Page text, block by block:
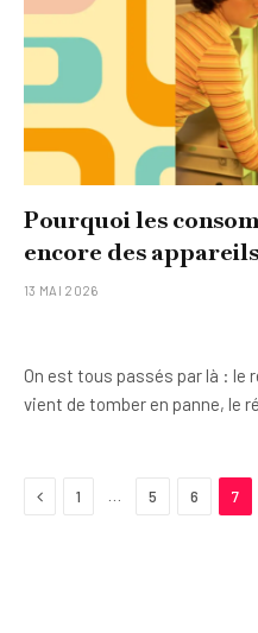
Pourquoi les
encore des
13 MAI 2026
On est tous passés par là : le
vient de tomber en panne, le
Previous
1 5 6 7